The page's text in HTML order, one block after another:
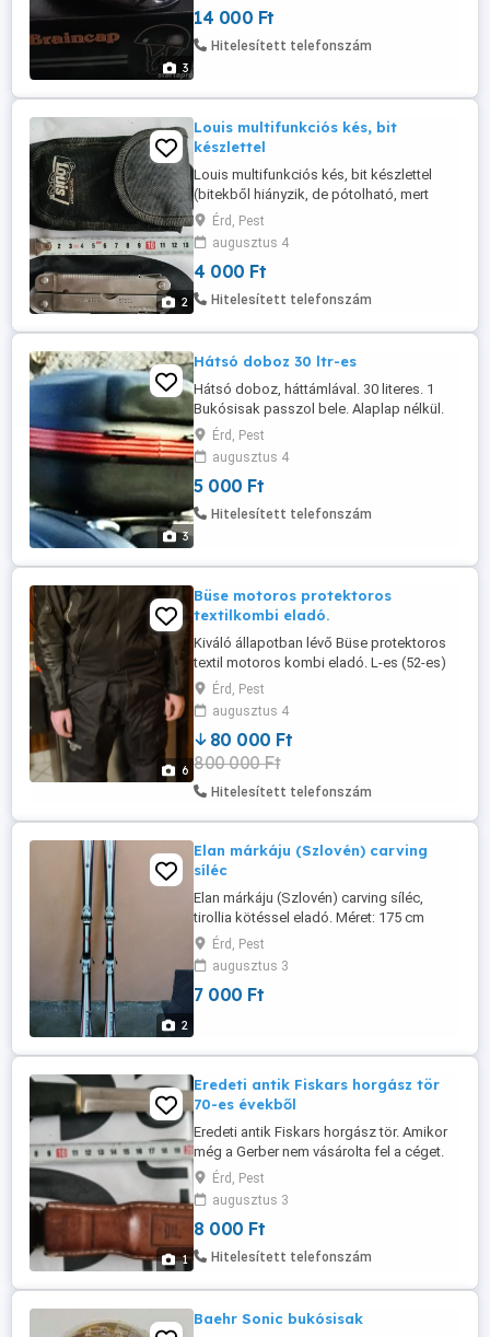
3
14 000 Ft
Hitelesített telefonszám
2
Louis multifunkciós kés, bit
készlettel
Louis multifunkciós kés, bit készlettel
(bitekből hiányzik, de pótolható, mert
szabvány méret
Érd, Pest
augusztus 4
4 000 Ft
Hitelesített telefonszám
3
Hátsó doboz 30 ltr-es
Hátsó doboz, háttámlával. 30 literes. 1
Bukósisak passzol bele. Alaplap nélkül.
Givi tartólapra lehet rátenni.
Érd, Pest
augusztus 4
5 000 Ft
Hitelesített telefonszám
6
Büse motoros protektoros
textilkombi eladó.
Kiváló állapotban lévő Büse protektoros
textil motoros kombi eladó. L-es (52-es)
méret. Derékban össze cipzározható.
Szellőzőnyílásokkal ellátva. Összes
cipzár YKK. Váll, könyök, térd és
gerincprotektorral. Dzseki: Vállszélesség
54cm; Derékbőség 52cm; Háthossz
66cm. 1 belső és két külső zsebbel.
Nadrág: ...
Érd, Pest
augusztus 4
80 000 Ft
800 000 Ft
Hitelesített telefonszám
2
Elan márkáju (Szlovén) carving
síléc
Elan márkáju (Szlovén) carving síléc,
tirollia kötéssel eladó. Méret: 175 cm
hosszú, 6-10 cm széles. Ár: 7000Ft.
Érdeklődni lehet: 36 3 s tel.-on
Érd, Pest
augusztus 3
7 000 Ft
1
Eredeti antik Fiskars horgász tör
70-es évekből
Eredeti antik Fiskars horgász tör. Amikor
még a Gerber nem vásárolta fel a céget.
Gyári bőr tokkal. Aki azzal jön, hogy ö
intézi a futárszolgálatot, vagy ez a végső
ár már törlöm is. Vagy személyes átvétel,
vagy előre utalás után küldöm bármivel.
Érd, Pest
augusztus 3
8 000 Ft
Hitelesített telefonszám
Baehr Sonic bukósisak